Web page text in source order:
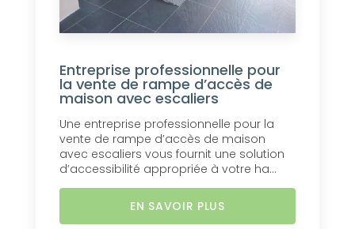
Entreprise professionnelle pour
la vente de rampe d’accès de
maison avec escaliers
Une entreprise professionnelle pour la
vente de rampe d’accès de maison
avec escaliers vous fournit une solution
d’accessibilité appropriée à votre ha...
EN SAVOIR PLUS